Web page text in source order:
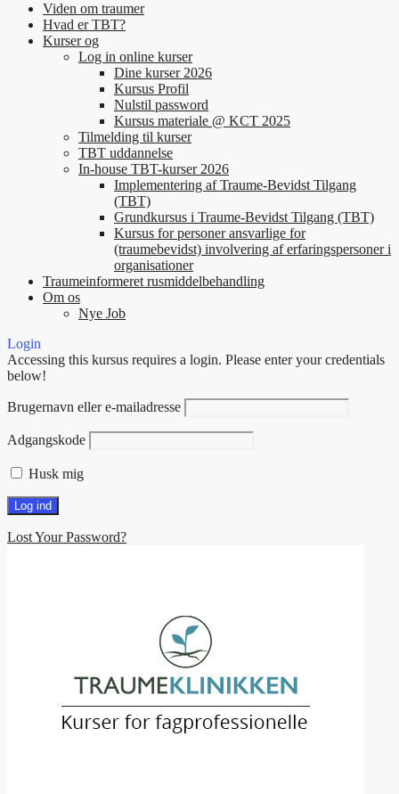
Viden om traumer
Hvad er TBT?
Kurser og
Log in online kurser
Dine kurser 2026
Kursus Profil
Nulstil password
Kursus materiale @ KCT 2025
Tilmelding til kurser
TBT uddannelse
In-house TBT-kurser 2026
Implementering af Traume-Bevidst Tilgang
(TBT)
Grundkursus i Traume-Bevidst Tilgang (TBT)
Kursus for personer ansvarlige for
(traumebevidst) involvering af erfaringspersoner i
organisationer
Traumeinformeret rusmiddelbehandling
Om os
Nye Job
Login
Accessing this kursus requires a login. Please enter your credentials
below!
Brugernavn eller e-mailadresse
Adgangskode
Husk mig
Lost Your Password?